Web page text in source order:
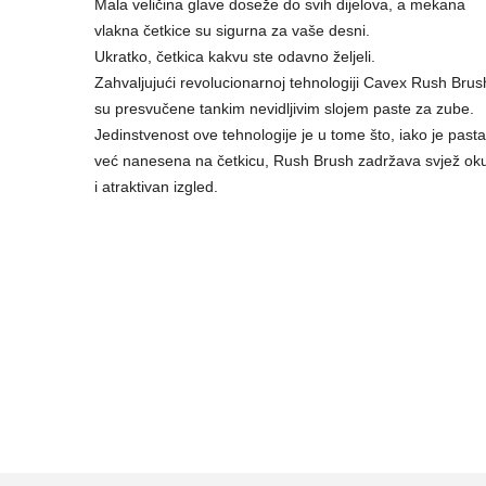
Mala veličina glave doseže do svih dijelova, a mekana
vlakna četkice su sigurna za vaše desni.
Ukratko, četkica kakvu ste odavno željeli.
Zahvaljujući revolucionarnoj tehnologiji Cavex Rush
su presvučene tankim nevidljivim slojem paste za zube.
Jedinstvenost ove tehnologije je u tome što, iako je pasta
već nanesena na četkicu, Rush Brush zadržava svjež
i atraktivan izgled.